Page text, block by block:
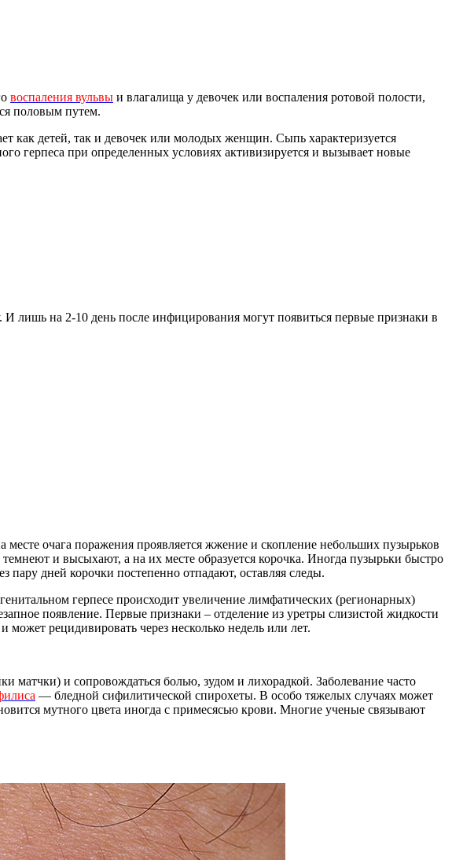
воспаления вульвы и влагалища у девочек или воспаления ротовой полости,
половым путем.
как детей, так и девочек или молодых женщин. Сыпь характеризуется
герпеса при определенных условиях активизируется и вызывает новые
И лишь на 2-10 день после инфицирования могут появиться первые признаки в
очага поражения проявляется жжение и скопление небольших пузырьков
и высыхают, а на их месте образуется корочка. Иногда пузырьки быстро
дней корочки постепенно отпадают, оставляя следы.
герпесе происходит увеличение лимфатических (регионарных)
появление. Первые признаки – отделение из уретры слизистой жидкости
рецидивировать через несколько недель или лет.
и сопровождаться болью, зудом и лихорадкой. Заболевание часто
— бледной сифилитической спирохеты. В особо тяжелых случаях может
мутного цвета иногда с примесясью крови. Многие ученые связывают